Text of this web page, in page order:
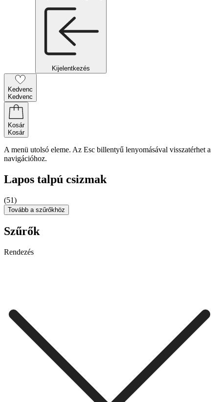
Kijelentkezés
Kedvenc
Kedvenc
Kosár
Kosár
A menü utolsó eleme. Az Esc billentyű lenyomásával visszatérhet a
navigációhoz.
Lapos talpú csizmak
(51)
Tovább a szűrőkhöz
Szűrők
Rendezés